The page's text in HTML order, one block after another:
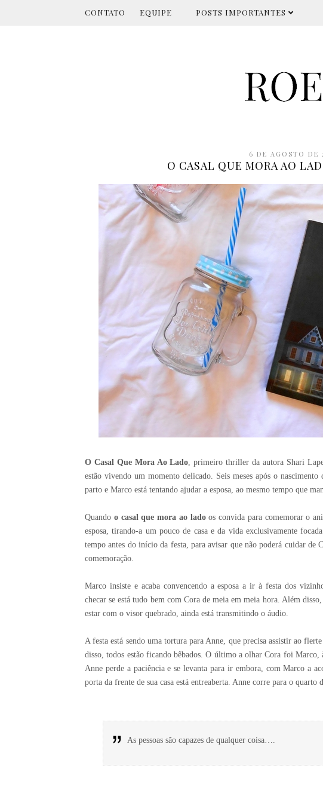
CONTATO EQUIPE POSTS IMPORTANTES
6 DE AGOSTO DE
O CASAL QUE MORA AO
O Casal Que Mora Ao Lado , primeiro thriller da autora Shari
estão vivendo um momento delicado. Seis meses após o
parto e Marco está tentando ajudar a esposa, ao mesmo tempo que
Quando o casal que mora ao ladoos convida para comemorar o
esposa, tirando-a um pouco de casa e da vida exclusivamente
tempo antes do início da festa, para avisar que não poderá cuidar de
comemoração.
Marco insiste e acaba convencendo a esposa a ir à festa dos
checar se está tudo bem com Cora de meia em meia hora. Além
estar com o visor quebrado, ainda está transmitindo o áudio.
A festa está sendo uma tortura para Anne, que precisa assistir ao
disso, todos estão ficando bêbados. O último a olhar Cora foi Marco,
Anne perde a paciência e se levanta para ir embora, com Marco a
porta da frente de sua casa está entreaberta. Anne corre para o quarto
As pessoas são capazes de qualquer coisa….